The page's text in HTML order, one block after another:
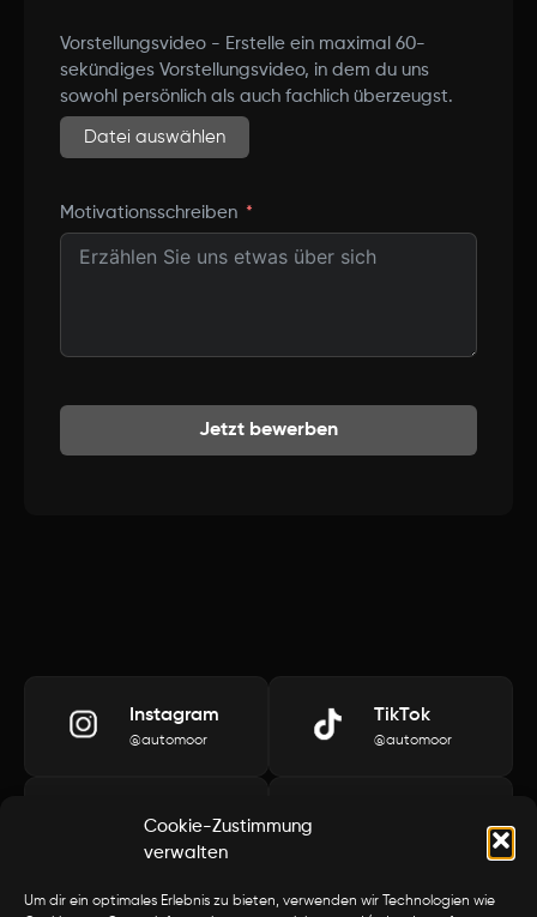
Cookie-Zustimmung
verwalten
Um dir ein optimales Erlebnis zu bieten, verwenden wir Technologien wie
Vorstellungsvideo - Erstelle ein maximal 60-
sekündiges Vorstellungsvideo, in dem du uns
sowohl persönlich als auch fachlich überzeugst.
Datei auswählen
Motivationsschreiben
Jetzt bewerben
Instagram
@automoor
TikTok
@automoor
YouTube